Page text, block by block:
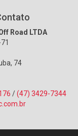
Road LTDA
74
/(47) 3429-7344